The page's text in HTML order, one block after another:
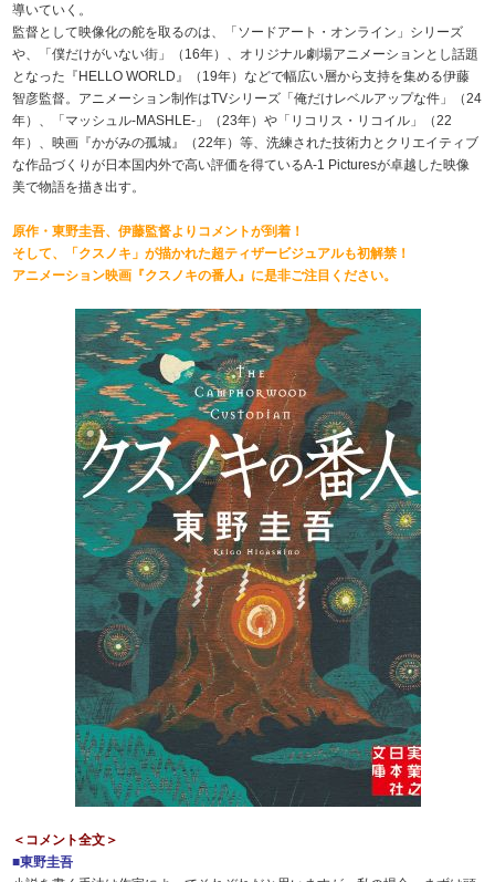
導いていく。
監督として映像化の舵を取るのは、「ソードアート・オンライン」シリーズ
や、「僕だけがいない街」（16年）、オリジナル劇場アニメーションとし話題
となった『HELLO WORLD』（19年）などで幅広い層から支持を集める伊藤
智彦監督。アニメーション制作はTVシリーズ「俺だけレベルアップな件」（24
年）、「マッシュル-MASHLE-」（23年）や「リコリス・リコイル」（22
年）、映画『かがみの孤城』（22年）等、洗練された技術力とクリエイティブ
な作品づくりが日本国内外で高い評価を得ているA-1 Picturesが卓越した映像
美で物語を描き出す。
原作・東野圭吾、伊藤監督よりコメントが到着！
そして、「クスノキ」が描かれた超ティザービジュアルも初解禁！
アニメーション映画『クスノキの番人』に是非ご注目ください。
＜コメント全文＞
■東野圭吾